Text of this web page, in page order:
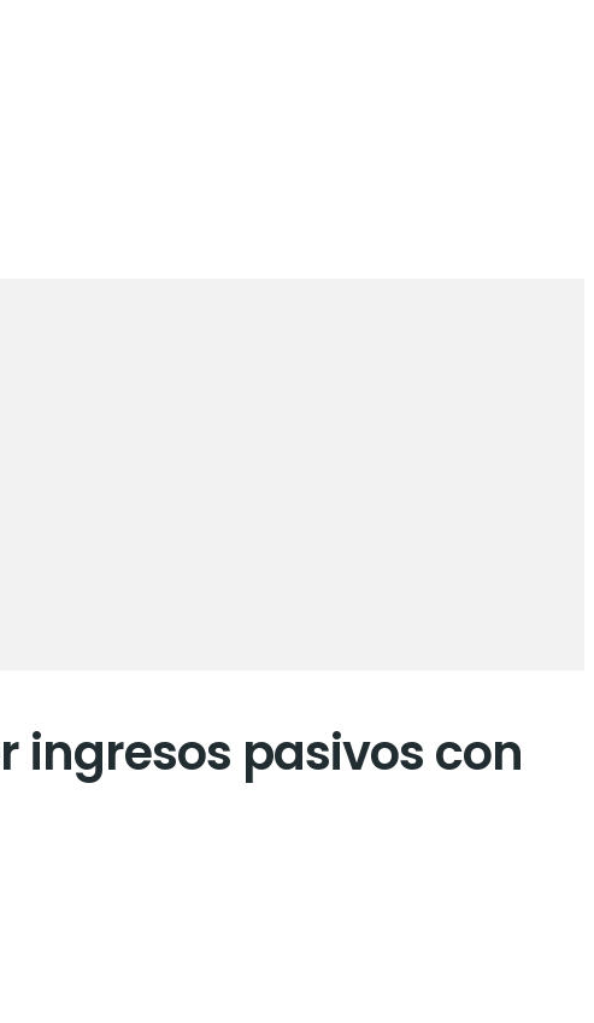
ingresos pasivos con